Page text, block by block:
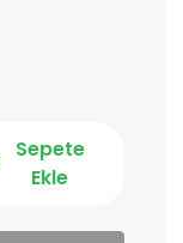
Sepete
Ekle